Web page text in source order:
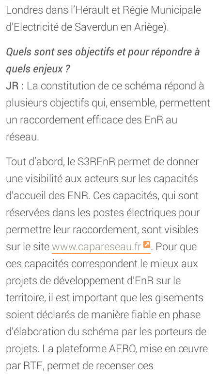
Londres dans l’Hérault et Régie Municipale
d’Electricité de Saverdun en Ariège).
Quels sont ses objectifs et pour répondre à
quels enjeux ?
JR : La constitution de ce schéma répond à
plusieurs objectifs qui, ensemble, permettent
un raccordement efficace des EnR au
réseau.
Tout d’abord, le S3REnR permet de donner
une visibilité aux acteurs sur les capacités
d’accueil des ENR. Ces capacités, qui sont
réservées dans les postes électriques pour
permettre leur raccordement, sont visibles
sur le site www.capareseau.fr
. Pour que
ces capacités correspondent le mieux aux
projets de développement d’EnR sur le
territoire, il est important que les gisements
soient déclarés de manière fiable en phase
d’élaboration du schéma par les porteurs de
projets. La plateforme AERO, mise en œuvre
par RTE, permet de recenser ces